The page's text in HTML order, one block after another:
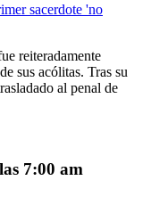
sacerdote 'no
reiteradamente
sus acólitas. Tras su
al penal de
7:00 am